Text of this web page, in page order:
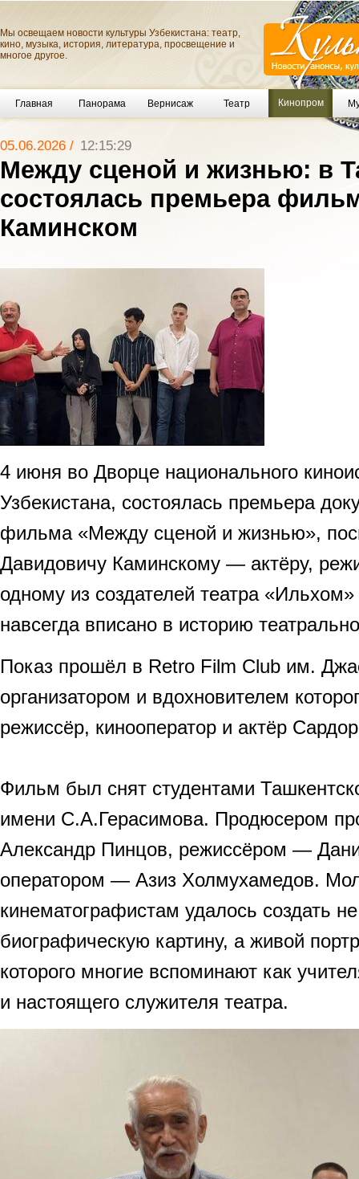
Мы освещаем новости культуры Узбекистана: театр,
кино, музыка, история, литература, просвещение и
многое другое.
Главная Панорама Вернисаж Театр Кинопром
05.06.2026 / 12:15:29
Между сценой и жизнью: в
состоялась премьера
Каминском
4 июня во Дворце национального
Узбекистана, состоялась премьера
фильма «Между сценой и жизнью»,
Давидовичу Каминскому — актёру,
одному из создателей театра
навсегда вписано в историю
Показ прошёл в Retro Film Club им.
организатором и вдохновителем
режиссёр, кинооператор и актёр
Фильм был снят студентами
имени С.А.Герасимова. Продюсером
Александр Пинцов, режиссёром —
оператором — Азиз Холмухамедов.
кинематографистам удалось создать
биографическую картину, а живой
которого многие вспоминают как
и настоящего служителя театра.